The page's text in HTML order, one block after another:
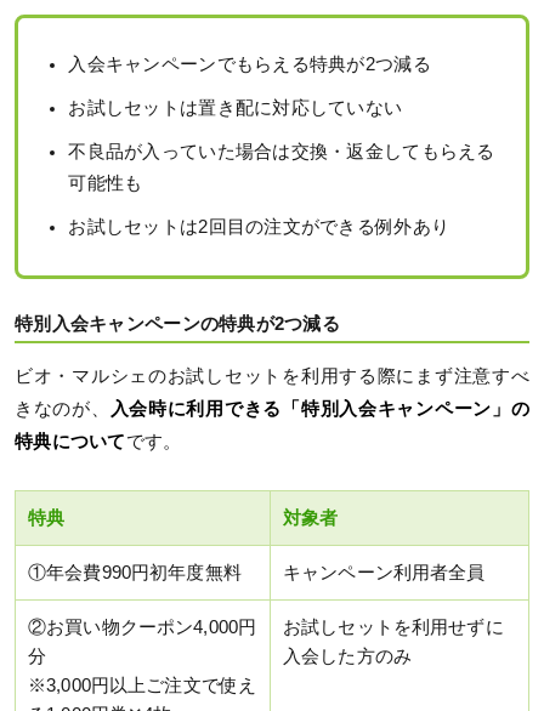
入会キャンペーンでもらえる特典が2つ減る
お試しセットは置き配に対応していない
不良品が入っていた場合は交換・返金してもらえる
可能性も
お試しセットは2回目の注文ができる例外あり
特別入会キャンペーンの特典が2つ減る
ビオ・マルシェのお試しセットを利用する際にまず注意すべ
きなのが、 入会時に利用できる「特別入会キャンペーン」の
特典についてです。
特典 対象者
①年会費990円初年度無料 キャンペーン利用者全員
②お買い物クーポン4,000円
分
※3,000円以上ご注文で使え
お試しセットを利用せずに
入会した方のみ